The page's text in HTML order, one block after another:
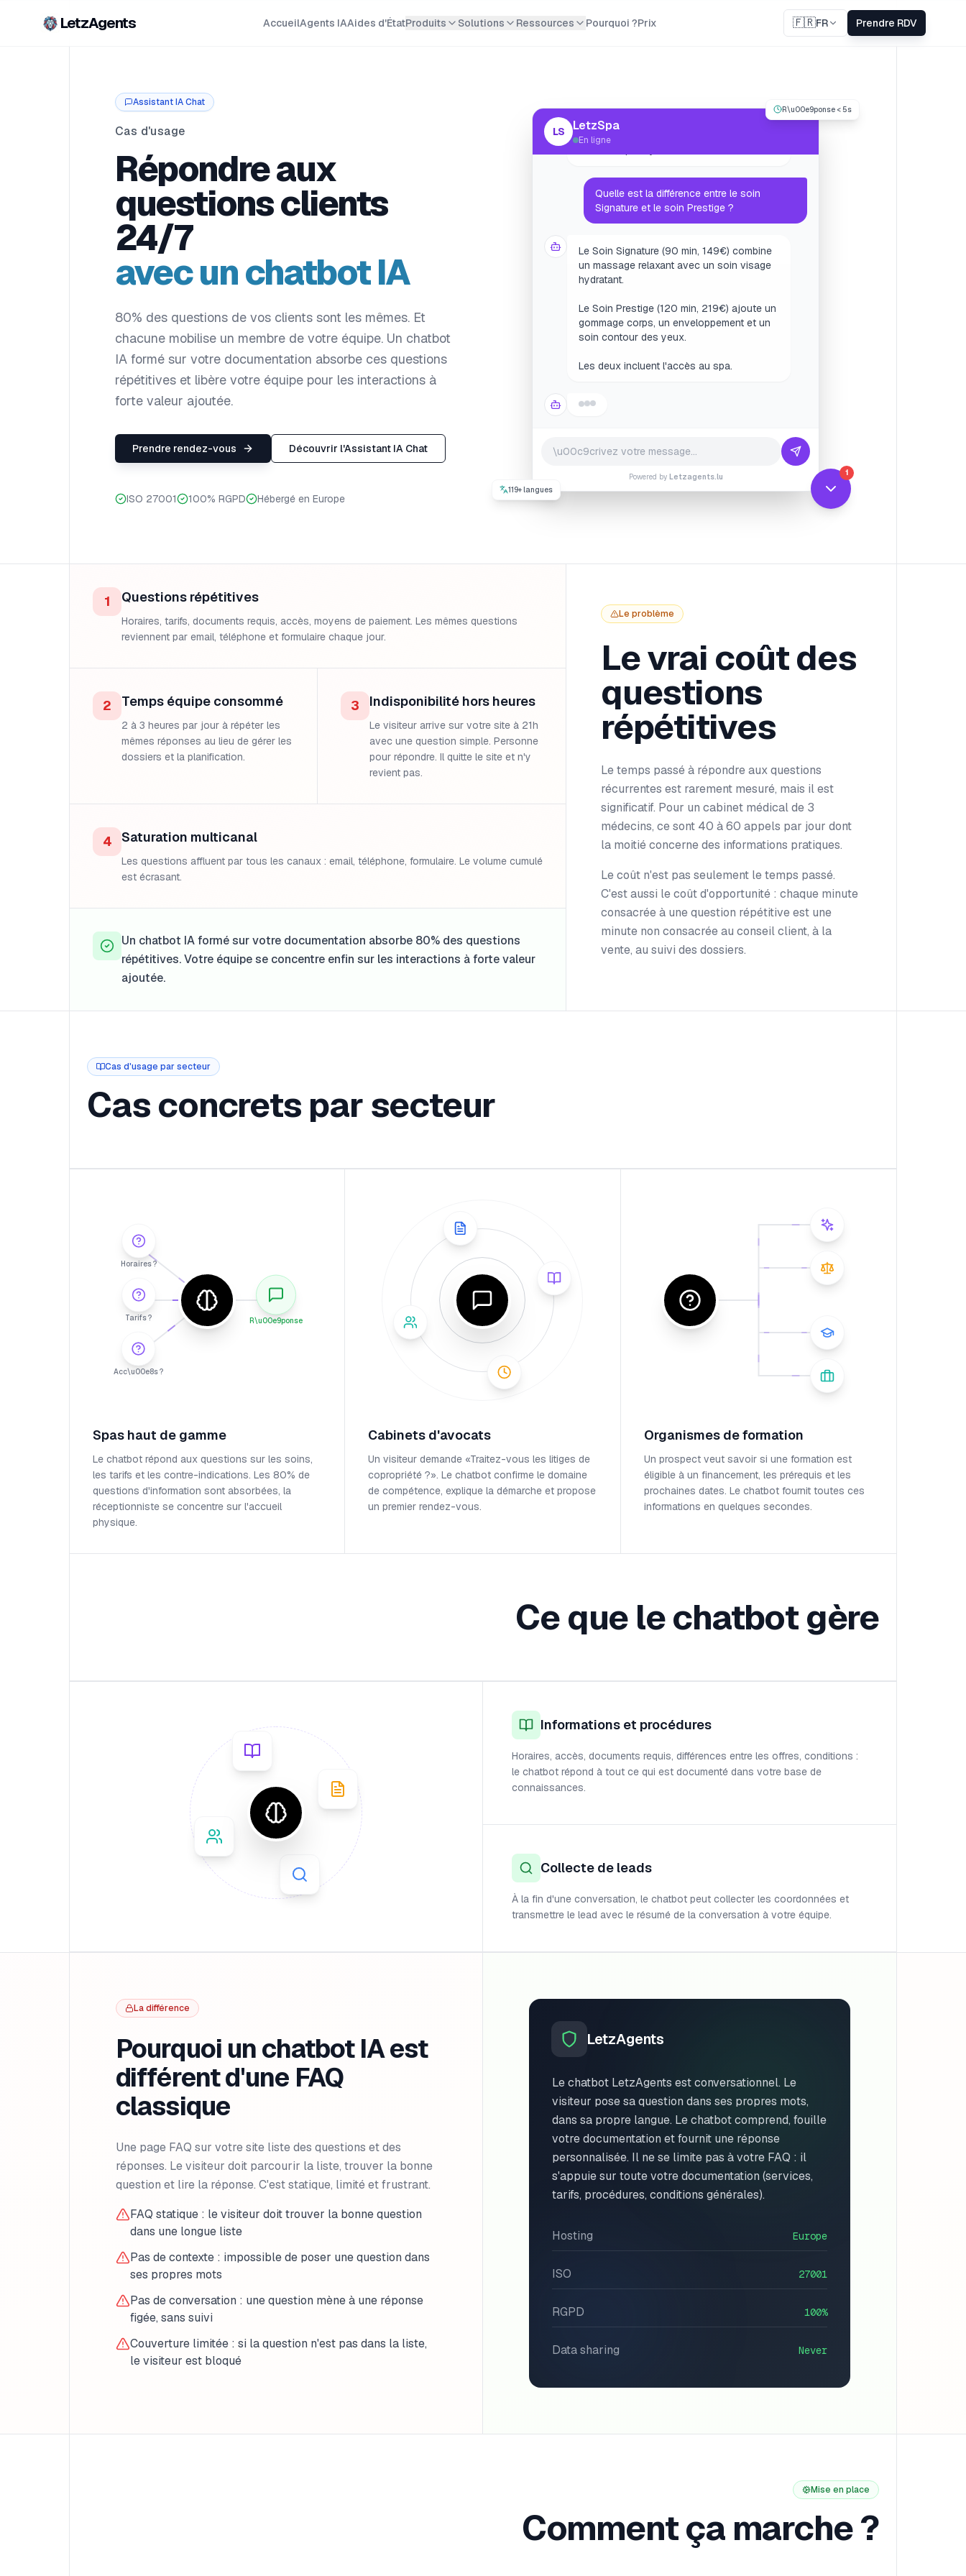
LetzAgents AccueilAgents IAAides d'ÉtatProduits Solutions Ressources Pourquoi ?Prix 🇫🇷FR Prendre RDV
Assistant IA Chat
Cas d'usage
Répondre aux
questions clients
24/7
avec un chatbot IA
80% des questions de vos clients sont les mêmes. Et
chacune mobilise un membre de votre équipe. Un chatbot
IA formé sur votre documentation absorbe ces questions
répétitives et libère votre équipe pour les interactions à
forte valeur ajoutée.
Prendre rendez-vous Découvrir l'Assistant IA Chat
ISO 27001 100% RGPD Hébergé en Europe
LS LetzSpa
En ligne
Comment puis-je vous aider ?
Le Soin Signature (90 min, 149€) combine
un massage relaxant avec un soin visage
Le Soin Prestige (120 min, 219€) ajoute un
gommage corps, un enveloppement et un
Les deux incluent l'accès au spa.
Je suis enceinte, puis-je faire un soin ?
Powered by Letzagents.lu
R\u00e9ponse < 5s
119+ langues
1
1 Questions répétitives
Horaires, tarifs, documents requis, accès, moyens de paiement. Les mêmes questions
reviennent par email, téléphone et formulaire chaque jour.
2 Temps équipe consommé
2 à 3 heures par jour à répéter les
mêmes réponses au lieu de gérer les
dossiers et la planification.
3 Indisponibilité hors heures
Le visiteur arrive sur votre site à 21h
avec une question simple. Personne
pour répondre. Il quitte le site et n'y
revient pas.
4 Saturation multicanal
Les questions affluent par tous les canaux : email, téléphone, formulaire. Le volume cumulé
est écrasant.
Un chatbot IA formé sur votre documentation absorbe 80% des questions
répétitives. Votre équipe se concentre enfin sur les interactions à forte valeur
ajoutée.
Le problème
Le vrai coût des
questions
répétitives
Le temps passé à répondre aux questions
récurrentes est rarement mesuré, mais il est
significatif. Pour un cabinet médical de 3
médecins, ce sont 40 à 60 appels par jour dont
la moitié concerne des informations pratiques.
Le coût n'est pas seulement le temps passé.
C'est aussi le coût d'opportunité : chaque minute
consacrée à une question répétitive est une
minute non consacrée au conseil client, à la
vente, au suivi des dossiers.
Cas d'usage par secteur
Cas concrets par secteur
Horaires ?
Tarifs ?
Acc\u00e8s ?
R\u00e9ponse
Spas haut de gamme
Le chatbot répond aux questions sur les soins,
les tarifs et les contre-indications. Les 80% de
questions d'information sont absorbées, la
réceptionniste se concentre sur l'accueil
physique.
Cabinets d'avocats
Un visiteur demande «Traitez-vous les litiges de
copropriété ?». Le chatbot confirme le domaine
de compétence, explique la démarche et propose
un premier rendez-vous.
Organismes de formation
Un prospect veut savoir si une formation est
éligible à un financement, les prérequis et les
prochaines dates. Le chatbot fournit toutes ces
informations en quelques secondes.
Ce que le chatbot gère
Informations et procédures
Horaires, accès, documents requis, différences entre les offres, conditions :
le chatbot répond à tout ce qui est documenté dans votre base de
connaissances.
Collecte de leads
À la fin d'une conversation, le chatbot peut collecter les coordonnées et
transmettre le lead avec le résumé de la conversation à votre équipe.
La différence
Pourquoi un chatbot IA est
différent d'une FAQ
classique
Une page FAQ sur votre site liste des questions et des
réponses. Le visiteur doit parcourir la liste, trouver la bonne
question et lire la réponse. C'est statique, limité et frustrant.
FAQ statique : le visiteur doit trouver la bonne question
dans une longue liste
Pas de contexte : impossible de poser une question dans
ses propres mots
Pas de conversation : une question mène à une réponse
figée, sans suivi
Couverture limitée : si la question n'est pas dans la liste,
le visiteur est bloqué
LetzAgents
Le chatbot LetzAgents est conversationnel. Le
visiteur pose sa question dans ses propres mots,
dans sa propre langue. Le chatbot comprend, fouille
votre documentation et fournit une réponse
personnalisée. Il ne se limite pas à votre FAQ : il
s'appuie sur toute votre documentation (services,
tarifs, procédures, conditions générales).
Hosting Europe
ISO 27001
RGPD 100%
Data sharing Never
Mise en place
Comment ça marche ?